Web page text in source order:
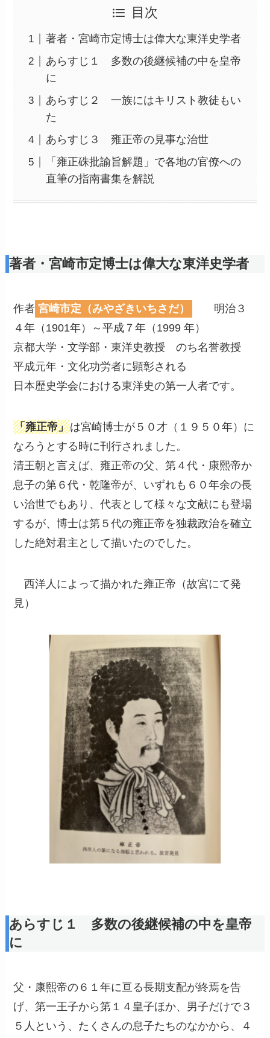
目次
著者・宮崎市定博士は偉大な東洋史学者
あらすじ１ 多数の後継候補の中を皇帝
に
あらすじ２ 一族にはキリスト教徒もい
た
あらすじ３ 雍正帝の見事な治世
「雍正硃批諭旨解題」で各地の官僚への
直筆の指南書集を解説
著者・宮崎市定博士は偉大な東洋史学者
作者 宮崎市定（みやざきいちさだ）
明治３
４年（1901年）～平成７年（1999 年）
京都大学・文学部・東洋史教授 のち名誉教授
平成元年・文化功労者に顕彰される
日本歴史学会における東洋史の第一人者です。
「雍正帝」は宮崎博士が５０才（１９５０年）に
なろうとする時に刊行されました。
清王朝と言えば、雍正帝の父、第４代・康熙帝か
息子の第６代・乾隆帝が、いずれも６０年余の長
い治世でもあり、代表として様々な文献にも登場
するが、博士は第５代の雍正帝を独裁政治を確立
した絶対君主として描いたのでした。
西洋人によって描かれた雍正帝（故宮にて発
見）
あらすじ１ 多数の後継候補の中を皇帝
に
父・康熙帝の６１年に亘る長期支配が終焉を告
げ、第一王子から第１４皇子ほか、男子だけで３
５人という、たくさんの息子たちのなかから、４